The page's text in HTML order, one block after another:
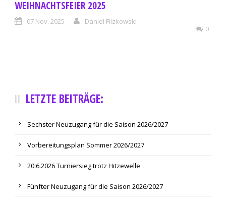
WEIHNACHTSFEIER 2025
07 Nov. 2025
Daniel Filzkowski
0
LETZTE BEITRÄGE:
Sechster Neuzugang für die Saison 2026/2027
Vorbereitungsplan Sommer 2026/2027
20.6.2026 Turniersieg trotz Hitzewelle
Fünfter Neuzugang für die Saison 2026/2027